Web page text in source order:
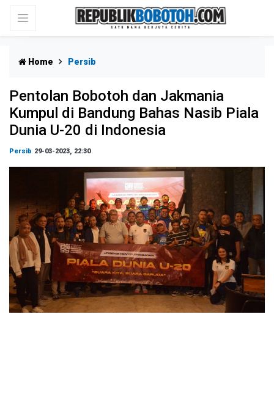
Home Persib
Pentolan Bobotoh dan Jakmania
Kumpul di Bandung Bahas Nasib Piala
Dunia U-20 di Indonesia
Persib 29-03-2023, 22:30